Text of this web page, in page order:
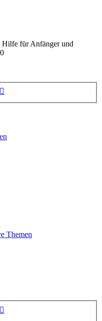
Hilfe für Anfänger und
Themen